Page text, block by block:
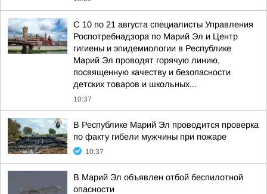
С 10 по 21 августа специалисты Управления
Роспотребнадзора по Марий Эл и Центр
гигиены и эпидемиологии в Республике
Марий Эл проводят горячую линию,
посвященную качеству и безопасности
детских товаров и школьных...
10:37
В Республике Марий Эл проводится проверка
по факту гибели мужчины при пожаре
10:37
В Марий Эл объявлен отбой беспилотной
опасности